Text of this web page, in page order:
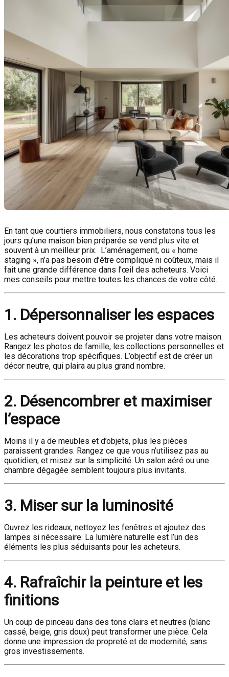
En tant que courtiers immobiliers, nous constatons tous les
jours qu'une maison bien préparée se vend plus vite et
souvent à un meilleur prix. L’aménagement, ou « home
staging », n’a pas besoin d’être compliqué ni coûteux, mais il
fait une grande différence dans l’œil des acheteurs. Voici
mes conseils pour mettre toutes les chances de votre côté.
1. Dépersonnaliser les espaces
Les acheteurs doivent pouvoir se projeter dans votre maison.
Rangez les photos de famille, les collections personnelles et
les décorations trop spécifiques. L’objectif est de créer un
décor neutre, qui plaira au plus grand nombre.
2. Désencombrer et maximiser
l’espace
Moins il y a de meubles et d’objets, plus les pièces
paraissent grandes. Rangez ce que vous n’utilisez pas au
quotidien, et misez sur la simplicité. Un salon aéré ou une
chambre dégagée semblent toujours plus invitants.
3. Miser sur la luminosité
Ouvrez les rideaux, nettoyez les fenêtres et ajoutez des
lampes si nécessaire. La lumière naturelle est l’un des
éléments les plus séduisants pour les acheteurs.
4. Rafraîchir la peinture et les
finitions
Un coup de pinceau dans des tons clairs et neutres (blanc
cassé, beige, gris doux) peut transformer une pièce. Cela
donne une impression de propreté et de modernité, sans
gros investissements.